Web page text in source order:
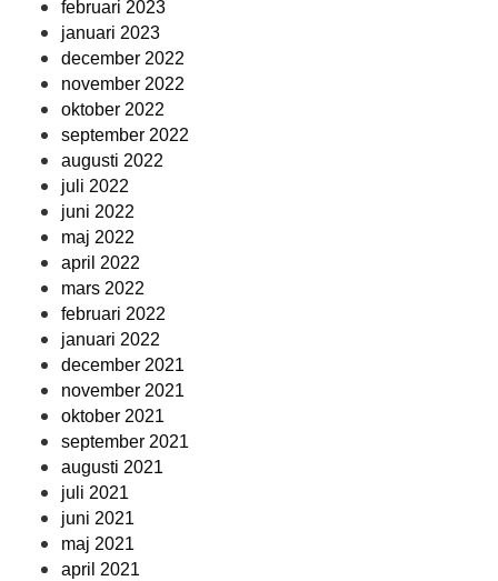
februari 2023
januari 2023
december 2022
november 2022
oktober 2022
september 2022
augusti 2022
juli 2022
juni 2022
maj 2022
april 2022
mars 2022
februari 2022
januari 2022
december 2021
november 2021
oktober 2021
september 2021
augusti 2021
juli 2021
juni 2021
maj 2021
april 2021